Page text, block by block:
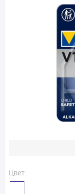
Цвет: